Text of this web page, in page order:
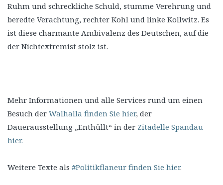
Ruhm und schreckliche Schuld, stumme Verehrung und
beredte Verachtung, rechter Kohl und linke Kollwitz. Es
ist diese charmante Ambivalenz des Deutschen, auf die
der Nichtextremist stolz ist.
Mehr Informationen und alle Services rund um einen
Besuch der Walhalla finden Sie hier, der
Dauerausstellung „Enthüllt“ in der Zitadelle Spandau
hier.
Weitere Texte als #Politikflaneur finden Sie hier.